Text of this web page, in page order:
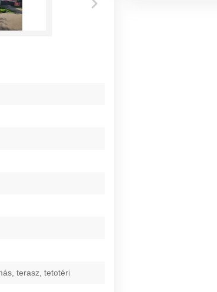
terasz, tetotéri